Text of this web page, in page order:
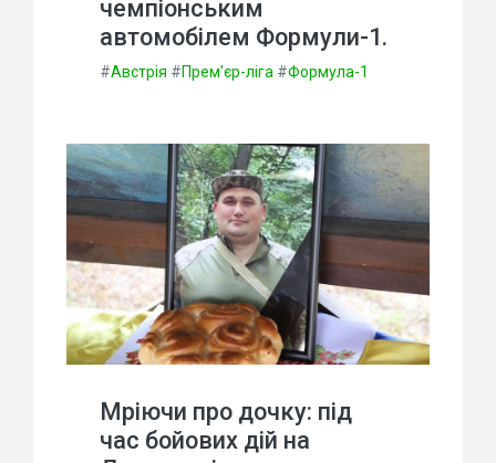
чемпіонським
автомобілем Формули-1.
#Австрія #Прем'єр-ліга #Формула-1
Мріючи про дочку: під
час бойових дій на